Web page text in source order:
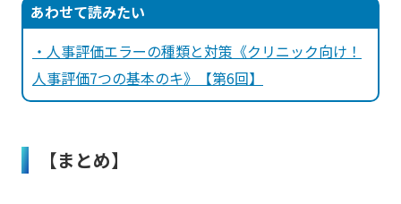
あわせて読みたい
・人事評価エラーの種類と対策《クリニック向け！
人事評価7つの基本のキ》【第6回】
【まとめ】